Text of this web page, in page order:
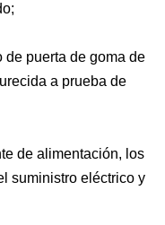
de puerta de goma de
a prueba de
de alimentación, los
suministro eléctrico y